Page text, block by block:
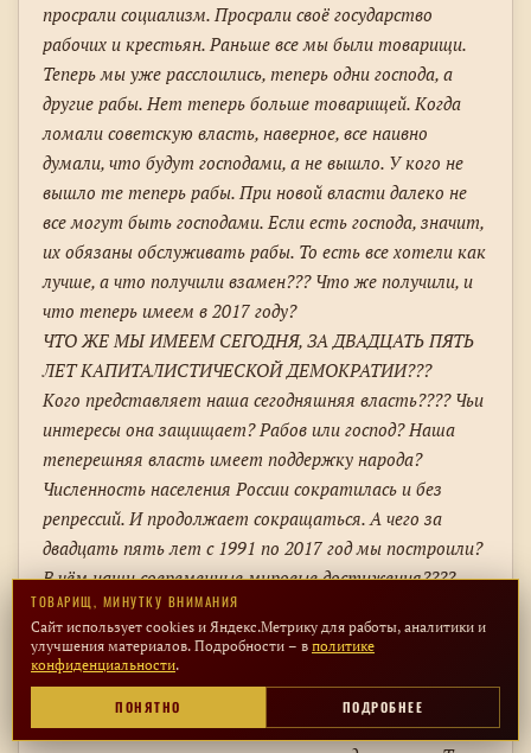
просрали социализм. Просрали своё государство
рабочих и крестьян. Раньше все мы были товарищи.
Теперь мы уже расслоились, теперь одни господа, а
другие рабы. Нет теперь больше товарищей. Когда
ломали советскую власть, наверное, все наивно
думали, что будут господами, а не вышло. У кого не
вышло те теперь рабы. При новой власти далеко не
все могут быть господами. Если есть господа, значит,
их обязаны обслуживать рабы. То есть все хотели как
лучше, а что получили взамен??? Что же получили, и
что теперь имеем в 2017 году?
ЧТО ЖЕ МЫ ИМЕЕМ СЕГОДНЯ, ЗА ДВАДЦАТЬ ПЯТЬ
ЛЕТ КАПИТАЛИСТИЧЕСКОЙ ДЕМОКРАТИИ???
Кого представляет наша сегодняшняя власть???? Чьи
интересы она защищает? Рабов или господ? Наша
теперешняя власть имеет поддержку народа?
Численность населения России сократилась и без
репрессий. И продолжает сокращаться. А чего за
двадцать пять лет с 1991 по 2017 год мы построили?
В чём наши современные мировые достижения????
Чем можем гордиться??? А кто в нашей новой
капиталистической власти в авторитете? За кем
пойдёт российский народ? Где наши передовые научные
разработки? Слава Богу, что ещё сохранились
живыми некоторые советские военные
ТОВАРИЩ, МИНУТКУ ВНИМАНИЯ
Сайт использует cookies и Яндекс.Метрику для работы, аналитики и
улучшения материалов. Подробности – в политике
конфиденциальности.
ПОНЯТНО ПОДРОБНЕЕ